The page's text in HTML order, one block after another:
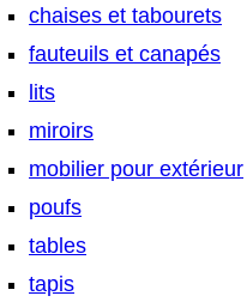
chaises et tabourets
fauteuils et canapés
lits
miroirs
mobilier pour extérieur
poufs
tables
tapis